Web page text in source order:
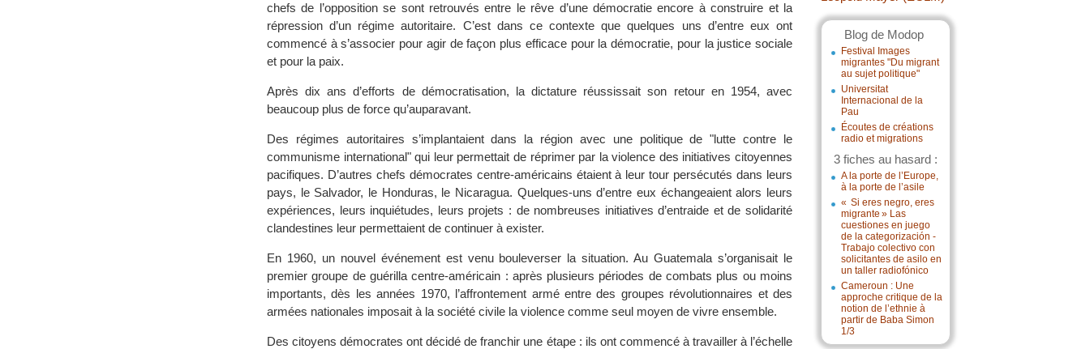
Blog de Modop
Festival Images
migrantes "Du migrant
au sujet politique"
Universitat
Internacional de la
Pau
Écoutes de créations
radio et migrations
3 fiches au hasard :
A la porte de l’Europe,
à la porte de l’asile
« Si eres negro, eres
migrante » Las
cuestiones en juego
de la categorización -
Trabajo colectivo con
solicitantes de asilo en
un taller radiofónico
Cameroun : Une
approche critique de la
notion de l’ethnie à
partir de Baba Simon
1/3
chefs de l’opposition se sont retrouvés entre le rêve d’une démocratie encore à construire et la
répression d’un régime autoritaire. C’est dans ce contexte que quelques uns d’entre eux ont
commencé à s’associer pour agir de façon plus efficace pour la démocratie, pour la justice sociale
et pour la paix.
Après dix ans d’efforts de démocratisation, la dictature réussissait son retour en 1954, avec
beaucoup plus de force qu’auparavant.
Des régimes autoritaires s’implantaient dans la région avec une politique de "lutte contre le
communisme international" qui leur permettait de réprimer par la violence des initiatives citoyennes
pacifiques. D’autres chefs démocrates centre-américains étaient à leur tour persécutés dans leurs
pays, le Salvador, le Honduras, le Nicaragua. Quelques-uns d’entre eux échangeaient alors leurs
expériences, leurs inquiétudes, leurs projets : de nombreuses initiatives d’entraide et de solidarité
clandestines leur permettaient de continuer à exister.
En 1960, un nouvel événement est venu bouleverser la situation. Au Guatemala s’organisait le
premier groupe de guérilla centre-américain : après plusieurs périodes de combats plus ou moins
importants, dès les années 1970, l’affrontement armé entre des groupes révolutionnaires et des
armées nationales imposait à la société civile la violence comme seul moyen de vivre ensemble.
Des citoyens démocrates ont décidé de franchir une étape : ils ont commencé à travailler à l’échelle